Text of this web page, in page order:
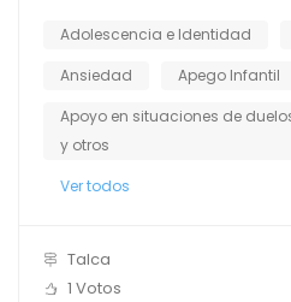
Adolescencia e Identidad
Ansiedad
Apego Infantil
Apoyo en situaciones de
y otros
Ver todos
Talca
1 Votos